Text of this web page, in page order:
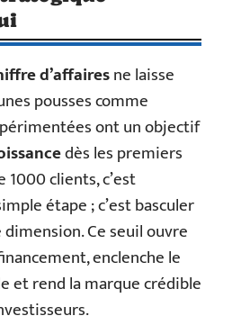
d’affairesne laisse
pousses comme
ont un objectif
dès les premiers
clients, c’est
étape ; c’est basculer
Ce seuil ouvre
enclenche le
et rend la marque crédible